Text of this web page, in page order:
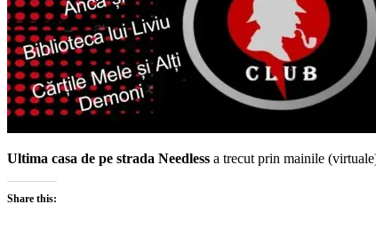
Ultima casa de pe strada Needless a trecut prin mainile
Share this: